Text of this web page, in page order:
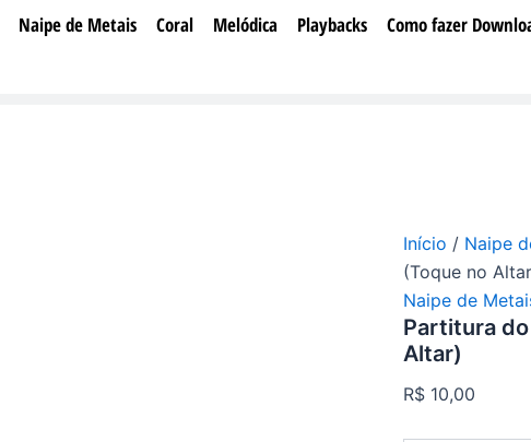
Naipe de Metais Coral Melódica Playbacks Como fazer
Início / Naipe
(Toque no
Naipe de
Partitura
Altar)
R$ 10,00
do
Altar)
quantidade